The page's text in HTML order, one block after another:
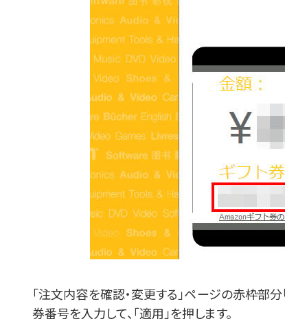
「注文内容を確認・変更する」ページの赤枠部
券番号を入力して、「適用」を押します。